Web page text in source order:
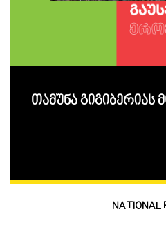
თამუნა გიგიბერიას
NATIONAL